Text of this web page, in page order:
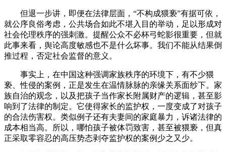
但退一步讲，即便在法律层面，“不构成猥亵”有据可依，
就公序良俗考虑，公共场合如此不堪入目的举动，足以形成对
社会伦理秩序的强刺激。提醒公众不必杯弓蛇影很重要，但就
此事来看，舆论高度敏感也不是什么坏事。我们不能从结果倒
推过程，否定社会监督的意义。
事实上，在中国这种强调家族秩序的环境下，有不少猥
亵、性侵的案例，正是发生在温情脉脉的亲缘关系面纱下。家
族自治的观念，以及把孩子当作家长附属财产的逻辑，甚至影
响到了法律的制定。它使得家长的监护权，一度变成了对孩子
的合法伤害权。类似例子还有夫妻间的家庭暴力，诉诸法律的
成本相当高。所以，哪怕孩子被体罚致害，甚至被猥亵，但真
正采取零容忍的高压势态剥夺监护权的案例少之又少。